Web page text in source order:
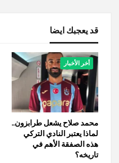
قد يعجبك ايضا
أخر الأخبار
محمد صلاح يشعل طرابزون..
لماذا يعتبر النادي التركي
هذه الصفقة الأهم في
تاريخه؟